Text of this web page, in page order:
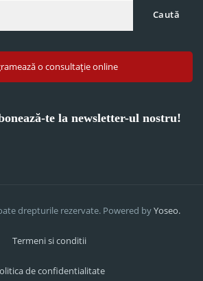
Caută
o consultație online
te la newsletter-ul nostru!
drepturile rezervate. Powered byYoseo.
Termeni si conditii
de confidentialitate